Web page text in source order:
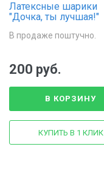
Латексные шарики
"Дочка, ты лучшая!"
В продаже поштучно.
200 руб.
В КОРЗИНУ
КУПИТЬ В 1 КЛИК